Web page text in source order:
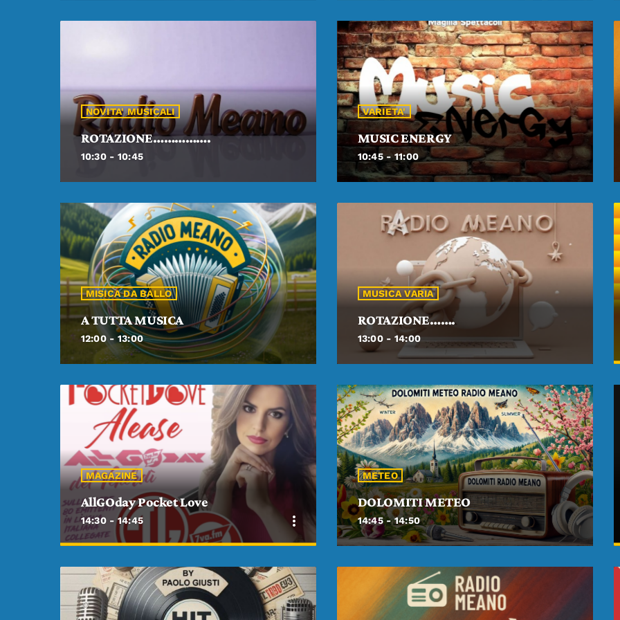
NOVITA' MUSICALI
ROTAZIONE…………….
10:30 - 10:45
VARIETA'
MUSIC ENERGY
10:45 - 11:00
MISICA DA BALLO
A TUTTA MUSICA
12:00 - 13:00
MUSICA VARIA
ROTAZIONE…….
13:00 - 14:00
MAGAZINE
AllGOday Pocket Love
14:30 - 14:45 more_vert
AllGOday Pocket Love
AllGOday Pocket Love
METEO
DOLOMITI METEO
14:45 - 14:50